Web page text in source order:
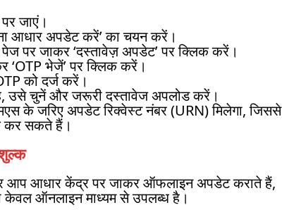
जाएं।
आधार अपडेट करें’ का चयन करें।
पर जाकर ‘दस्तावेज़ अपडेट’ पर क्लिक करें।
‘OTP भेजें’ पर क्लिक करें।
को दर्ज करें।
उसे चुनें और जरूरी दस्तावेज अपलोड करें।
के जरिए अपडेट रिक्वेस्ट नंबर (URN) मिलेगा, जिससे
सकते हैं।
आप आधार केंद्र पर जाकर ऑफलाइन अपडेट कराते हैं,
केवल ऑनलाइन माध्यम से उपलब्ध है।